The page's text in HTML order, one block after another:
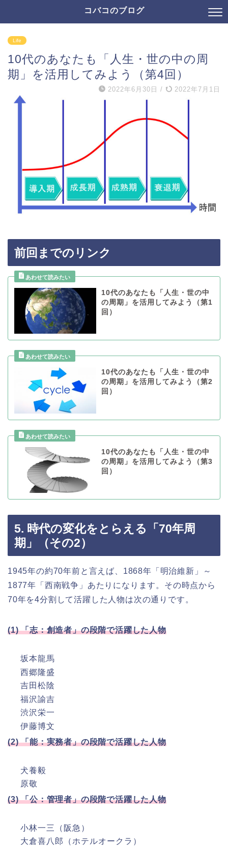
コバコのブログ
Life
10代のあなたも「人生・世の中の周
期」を活用してみよう（第4回）
2022年6月30日 / 2022年7月1日
前回までのリンク
10代のあなたも「人生・世の中
の周期」を活用してみよう（第1
回）
10代のあなたも「人生・世の中
の周期」を活用してみよう（第2
回）
10代のあなたも「人生・世の中
の周期」を活用してみよう（第3
回）
5. 時代の変化をとらえる「70年周
期」（その2）
1945年の約70年前と言えば、1868年「明治維新」～
1877年「西南戦争」あたりになります。その時点から
70年を4分割して活躍した人物は次の通りです。
(1) 「志：創造者」の段階で活躍した人物
坂本龍馬
西郷隆盛
吉田松陰
福沢諭吉
渋沢栄一
伊藤博文
(2) 「能：実務者」の段階で活躍した人物
犬養毅
原敬
(3) 「公：管理者」の段階で活躍した人物
小林一三（阪急）
大倉喜八郎（ホテルオークラ）